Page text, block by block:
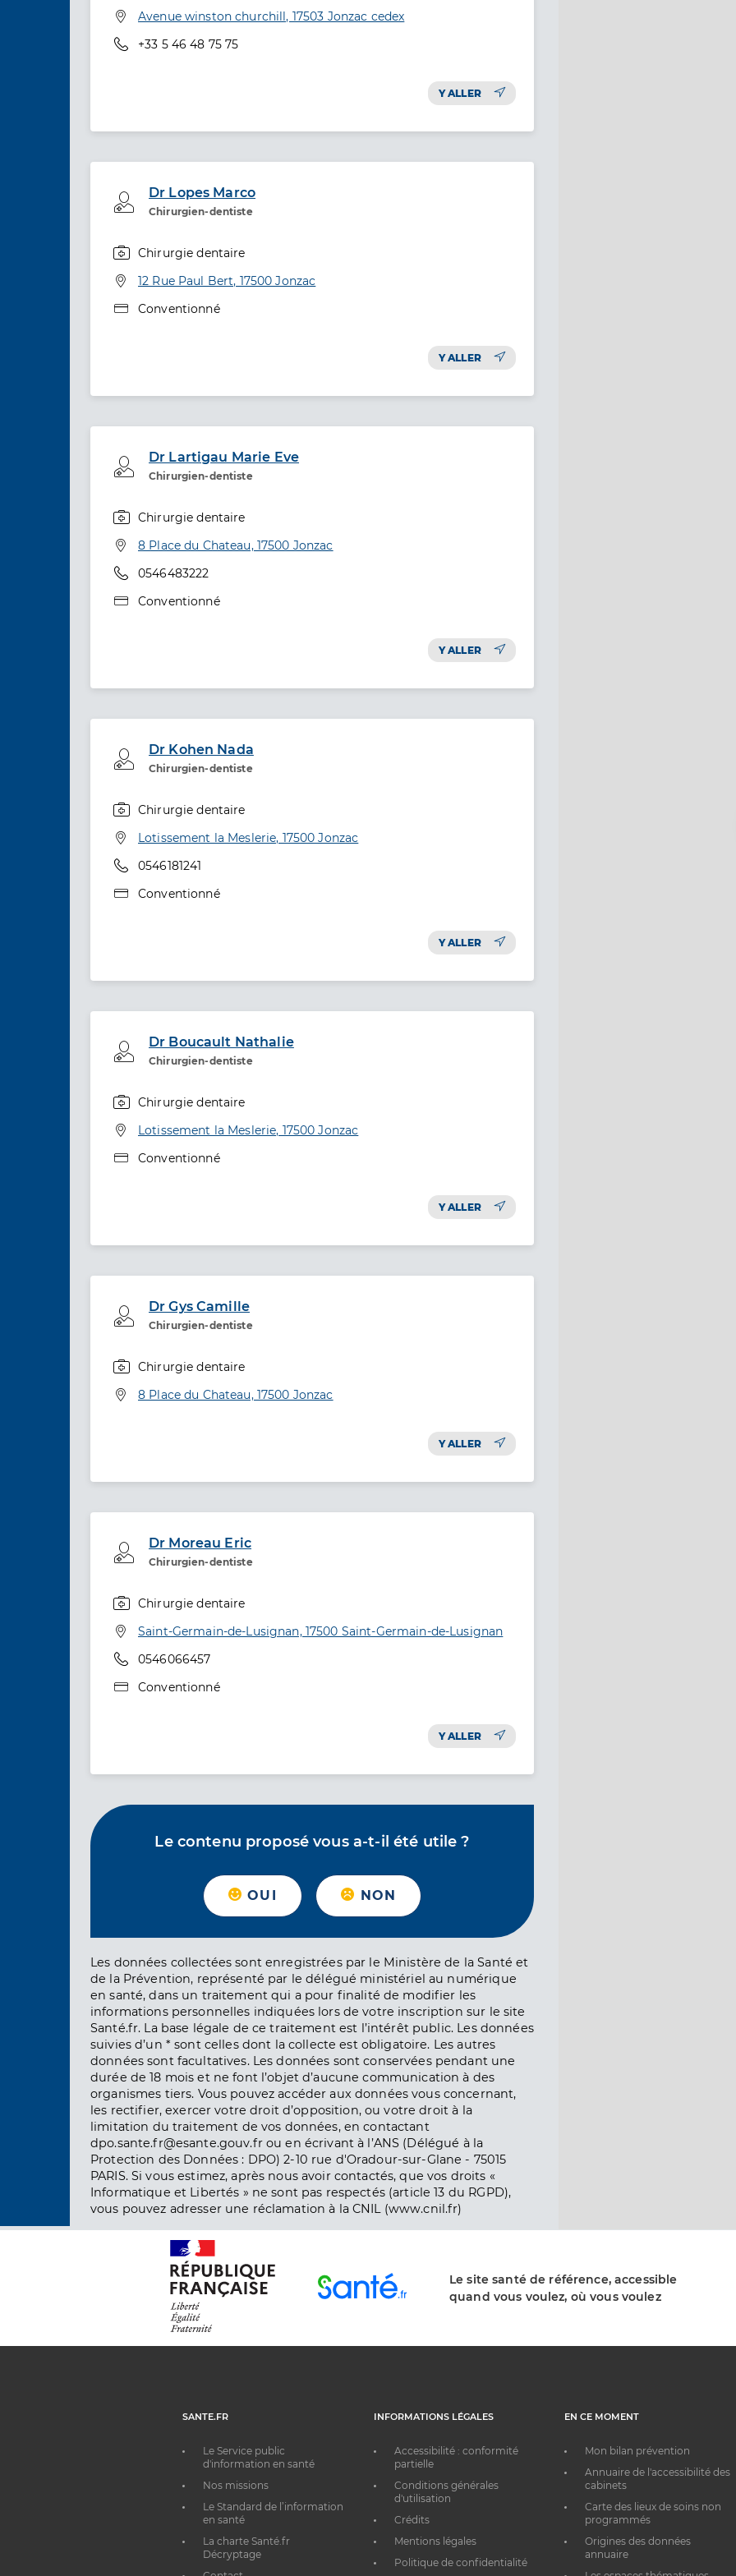
Adresse
Avenue winston churchill, 17503 Jonzac cedex
Téléphone
+33 5 46 48 75 75
Y ALLER
Dr Lopes Marco
Chirurgien-dentiste
Professionel de santé
Chirurgie dentaire
Adresse
12 Rue Paul Bert, 17500 Jonzac
Type de convention
Conventionné
Y ALLER
Dr Lartigau Marie Eve
Chirurgien-dentiste
Professionel de santé
Chirurgie dentaire
Adresse
8 Place du Chateau, 17500 Jonzac
Téléphone
0546483222
Type de convention
Conventionné
Y ALLER
Dr Kohen Nada
Chirurgien-dentiste
Professionel de santé
Chirurgie dentaire
Adresse
Lotissement la Meslerie, 17500 Jonzac
Téléphone
0546181241
Type de convention
Conventionné
Y ALLER
Dr Boucault Nathalie
Chirurgien-dentiste
Professionel de santé
Chirurgie dentaire
Adresse
Lotissement la Meslerie, 17500 Jonzac
Type de convention
Conventionné
Y ALLER
Dr Gys Camille
Chirurgien-dentiste
Professionel de santé
Chirurgie dentaire
Adresse
8 Place du Chateau, 17500 Jonzac
Y ALLER
Dr Moreau Eric
Chirurgien-dentiste
Professionel de santé
Chirurgie dentaire
Adresse
Saint-Germain-de-Lusignan, 17500 Saint-Germain-de-Lusignan
Téléphone
0546066457
Type de convention
Conventionné
Y ALLER
Le contenu proposé vous a-t-il été utile ?
OUI NON
Les données collectées sont enregistrées par le Ministère de la Santé et
de la Prévention, représenté par le délégué ministériel au numérique
en santé, dans un traitement qui a pour finalité de modifier les
informations personnelles indiquées lors de votre inscription sur le site
Santé.fr. La base légale de ce traitement est l’intérêt public. Les données
suivies d’un * sont celles dont la collecte est obligatoire. Les autres
données sont facultatives. Les données sont conservées pendant une
durée de 18 mois et ne font l’objet d’aucune communication à des
organismes tiers. Vous pouvez accéder aux données vous concernant,
les rectifier, exercer votre droit d’opposition, ou votre droit à la
limitation du traitement de vos données, en contactant
dpo.sante.fr@esante.gouv.fr ou en écrivant à l’ANS (Délégué à la
Protection des Données : DPO) 2-10 rue d'Oradour-sur-Glane - 75015
PARIS. Si vous estimez, après nous avoir contactés, que vos droits «
Informatique et Libertés » ne sont pas respectés (article 13 du RGPD),
vous pouvez adresser une réclamation à la CNIL (www.cnil.fr)
Le site santé de référence, accessible
quand vous voulez, où vous voulez
SANTE.FR
Le Service public
d'information en santé
Nos missions
Le Standard de l’information
en santé
La charte Santé.fr
Décryptage
INFORMATIONS LÉGALES
Accessibilité : conformité
partielle
Conditions générales
d'utilisation
Crédits
Mentions légales
Politique de confidentialité
EN CE MOMENT
Mon bilan prévention
Annuaire de l'accessibilité des
cabinets
Carte des lieux de soins non
programmés
Origines des données
annuaire